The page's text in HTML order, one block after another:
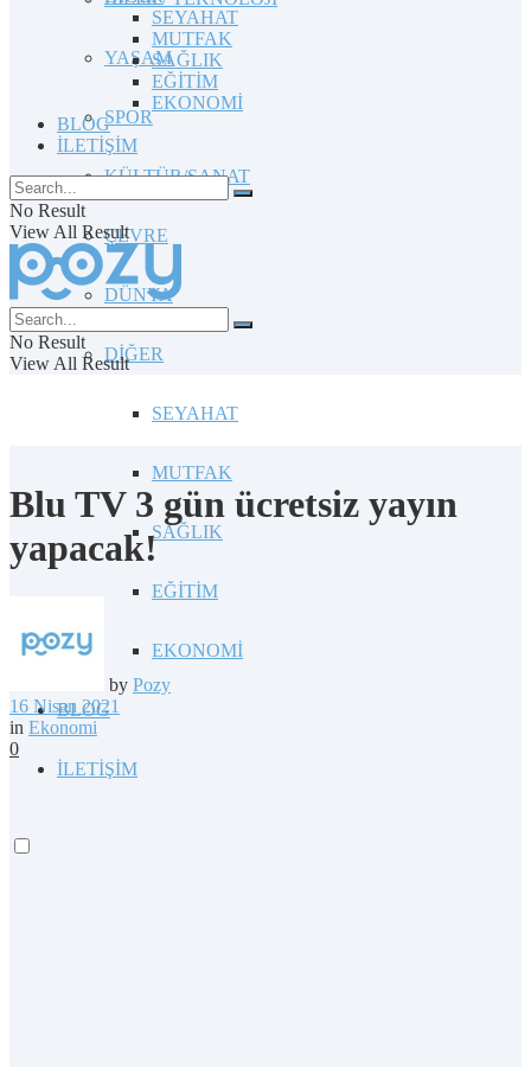
YAŞAM
SPOR
KÜLTÜR/SANAT
ÇEVRE
DÜNYA
DİĞER
SEYAHAT
MUTFAK
SAĞLIK
EĞİTİM
EKONOMİ
BLOG
İLETİŞİM
SEYAHAT
MUTFAK
SAĞLIK
EĞİTİM
EKONOMİ
BLOG
İLETİŞİM
No Result
View All Result
No Result
View All Result
Blu TV 3 gün ücretsiz yayın
yapacak!
by Pozy
16 Nisan 2021
in Ekonomi
0